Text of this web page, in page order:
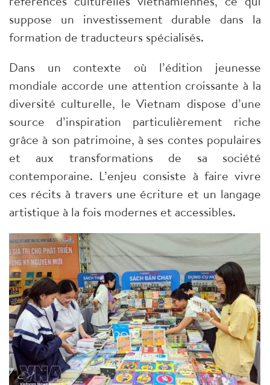
suppose un investissement durable dans la
formation de traducteurs spécialisés.
Dans un contexte où l’édition jeunesse
mondiale accorde une attention croissante à la
diversité culturelle, le Vietnam dispose d’une
source d’inspiration particulièrement riche
grâce à son patrimoine, à ses contes populaires
et aux transformations de sa société
contemporaine. L’enjeu consiste à faire vivre
ces récits à travers une écriture et un langage
artistique à la fois modernes et accessibles.